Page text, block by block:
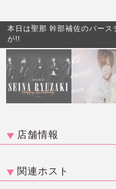
本日は聖那 幹部補佐のバー
が!!
店舗情報
関連ホスト